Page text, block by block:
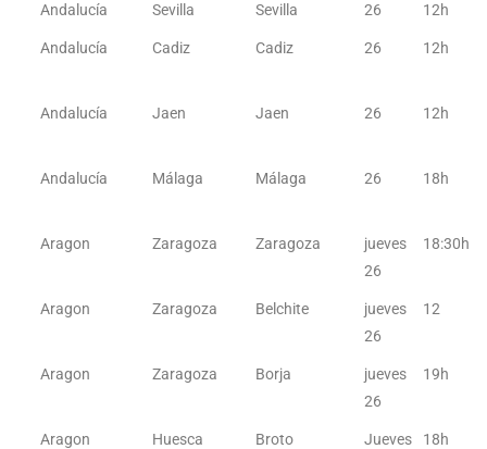
Andalucía Sevilla Sevilla 26 12h
Andalucía Cadiz Cadiz 26 12h
Andalucía Jaen Jaen 26 12h
Andalucía Málaga Málaga 26 18h
Aragon Zaragoza Zaragoza
jueves
26
18:30h
Aragon Zaragoza Belchite
jueves
26
12
Aragon Zaragoza Borja
jueves
26
19h
Aragon Huesca Broto
Jueves
18h